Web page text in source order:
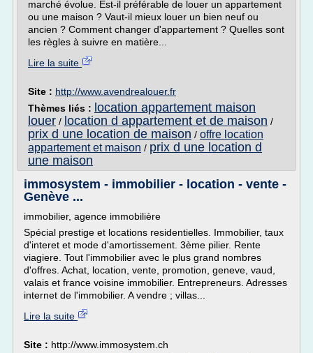
marché évolue. Est-il préférable de louer un appartement
ou une maison ? Vaut-il mieux louer un bien neuf ou
ancien ? Comment changer d'appartement ? Quelles sont
les règles à suivre en matière...
Lire la suite
Site : http://www.avendrealouer.fr
Thèmes liés : location appartement maison
louer / location d appartement et de maison /
prix d une location de maison / offre location
appartement et maison / prix d une location d
une maison
immosystem - immobilier - location - vente -
Genève ...
immobilier, agence immobilière
Spécial prestige et locations residentielles. Immobilier, taux
d'interet et mode d'amortissement. 3ème pilier. Rente
viagiere. Tout l'immobilier avec le plus grand nombres
d'offres. Achat, location, vente, promotion, geneve, vaud,
valais et france voisine immobilier. Entrepreneurs. Adresses
internet de l'immobilier. A vendre ; villas...
Lire la suite
Site : http://www.immosystem.ch